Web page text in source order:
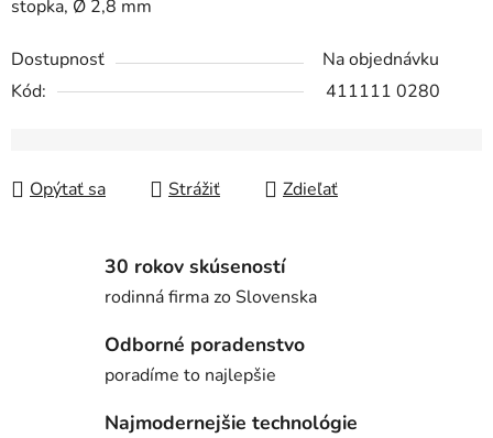
stopka, Ø 2,8 mm
Dostupnosť
Na objednávku
Kód:
411111 0280
Opýtať sa Strážiť Zdieľať
30 rokov skúseností
rodinná firma zo Slovenska
Odborné poradenstvo
poradíme to najlepšie
Najmodernejšie technológie